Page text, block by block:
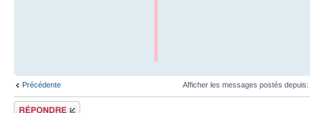
Précédente Afficher les messages postés depuis:
Répondre